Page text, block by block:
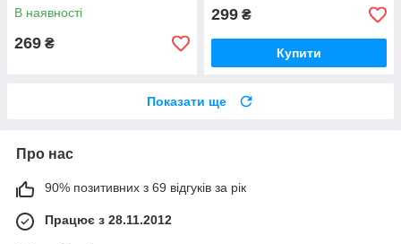
В наявності
269 ₴
299 ₴
Купити
Показати ще
Про нас
90% позитивних з 69 відгуків за рік
Працює з 28.11.2012